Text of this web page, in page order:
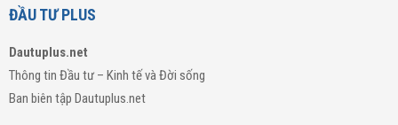
ĐẦU TƯ PLUS
Dautuplus.net
Thông tin Đầu tư – Kinh tế và Đời sống
Ban biên tập Dautuplus.net